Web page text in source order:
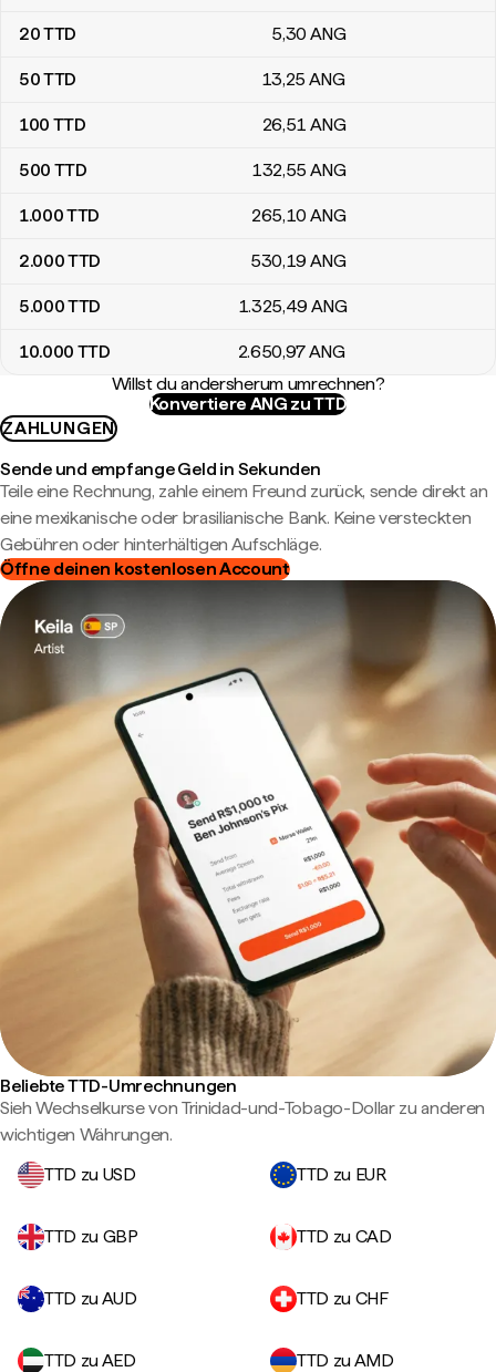
20TTD 5,30 ANG
50TTD 13,25 ANG
100 TTD 26,51 ANG
500 TTD 132,55 ANG
1.000TTD 265,10 ANG
2.000TTD 530,19 ANG
5.000TTD 1.325,49 ANG
10.000 TTD 2.650,97ANG
Willst du andersherum umrechnen?
Konvertiere ANG zu TTD
ZAHLUNGEN
Sende und empfange Geld in Sekunden
Teile eine Rechnung, zahle einem Freund zurück, sende direkt an
eine mexikanische oder brasilianische Bank. Keine versteckten
Gebühren oder hinterhältigen Aufschläge.
Öffne deinen kostenlosen Account
Beliebte TTD-Umrechnungen
Sieh Wechselkurse von Trinidad-und-Tobago-Dollar zu anderen
wichtigen Währungen.
TTD zu USD
TTD zu EUR
TTD zu GBP TTD zu CAD
TTD zu AUD TTD zu CHF
TTD zu AED
TTD zu AMD